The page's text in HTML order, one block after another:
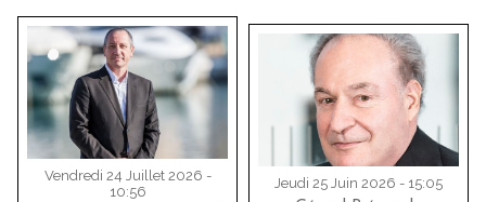
Vendredi 24 Juillet 2026 -
10:56
Jeudi 25 Juin 2026 - 15:05